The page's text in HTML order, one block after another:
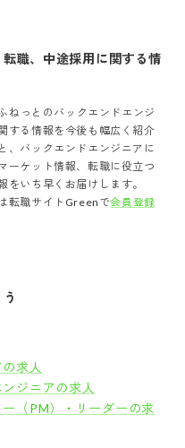
転職、中途採用に関する情
ねっと の バックエンドエンジ
する情報を今後も幅広く紹介
、 バックエンドエンジニア に
ーケット情報、転職に役立つ
いち早くお届けします。
転職サイトGreenで会員登録
求人
ジニアの求人
（PM）・リーダーの求